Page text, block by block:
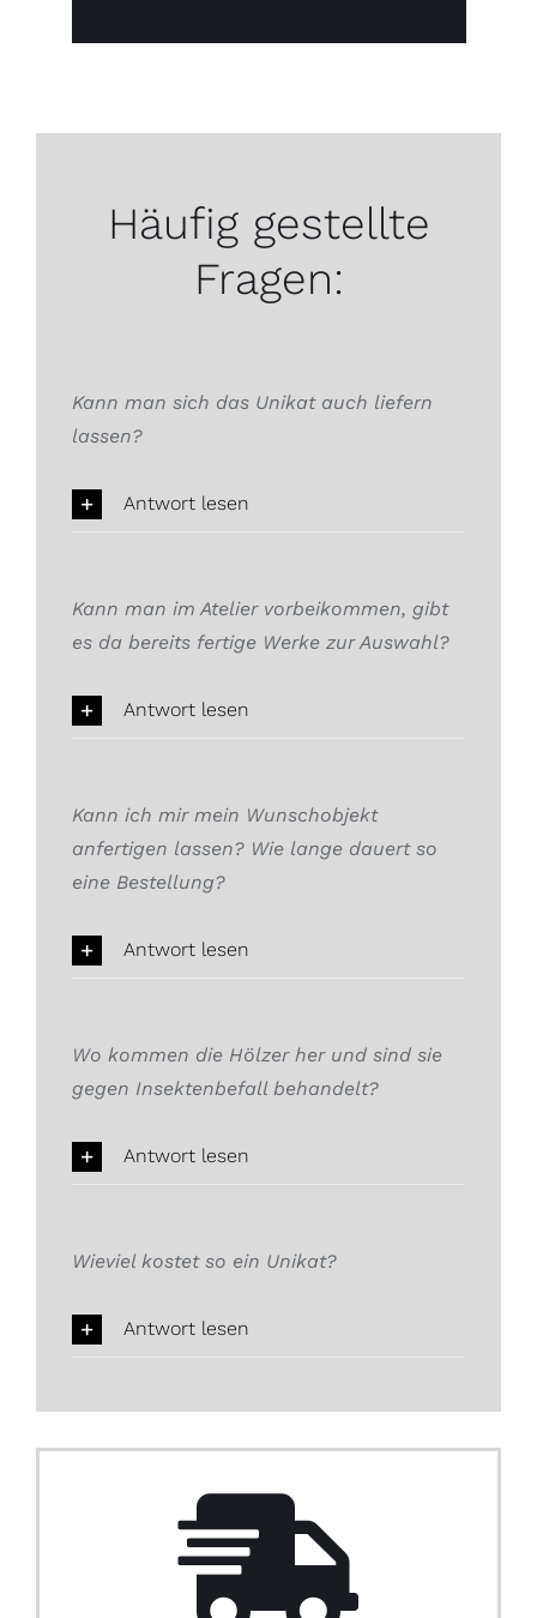
Häufig gestellte
Fragen:
Kann man sich das Unikat auch liefern
lassen?
Antwort lesen
Kann man im Atelier vorbeikommen, gibt
es da bereits fertige Werke zur Auswahl?
Antwort lesen
Kann ich mir mein Wunschobjekt
anfertigen lassen? Wie lange dauert so
eine Bestellung?
Antwort lesen
Wo kommen die Hölzer her und sind sie
gegen Insektenbefall behandelt?
Antwort lesen
Wieviel kostet so ein Unikat?
Antwort lesen